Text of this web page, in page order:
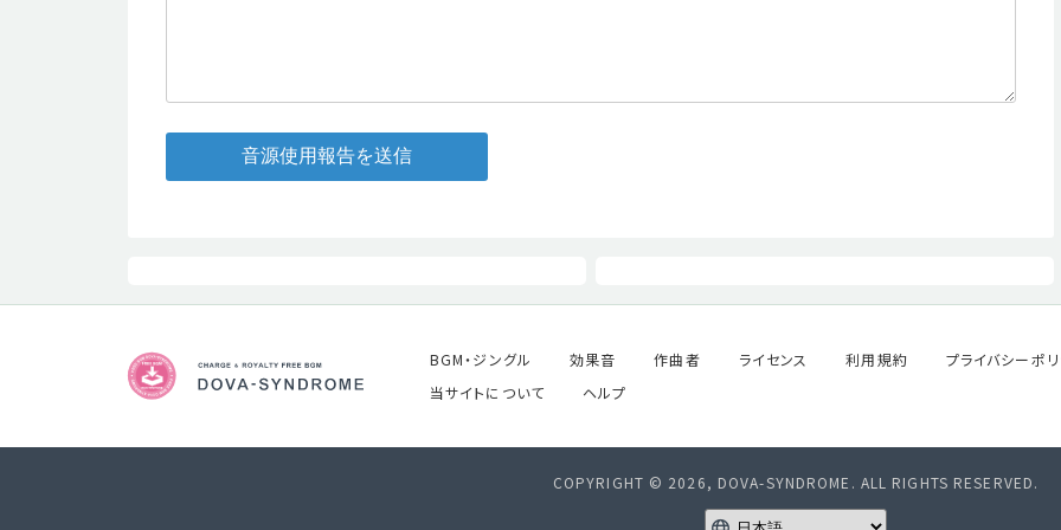
音源使用報告を送信
BGM・ジングル 効果音 作曲者 ライセンス 利用規約 プライバシーポ
当サイトについて
ヘルプ
COPYRIGHT © 2026, DOVA-SYNDROME. ALL RIGHTS RESERVED.